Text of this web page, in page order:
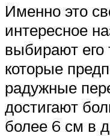
Именно это
интересное
выбирают его
которые
радужные
достигают
более 6 см в